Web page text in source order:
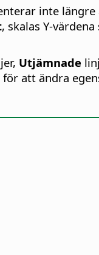
inte längre
, skalas Y-
Utjämnade
för att ändra